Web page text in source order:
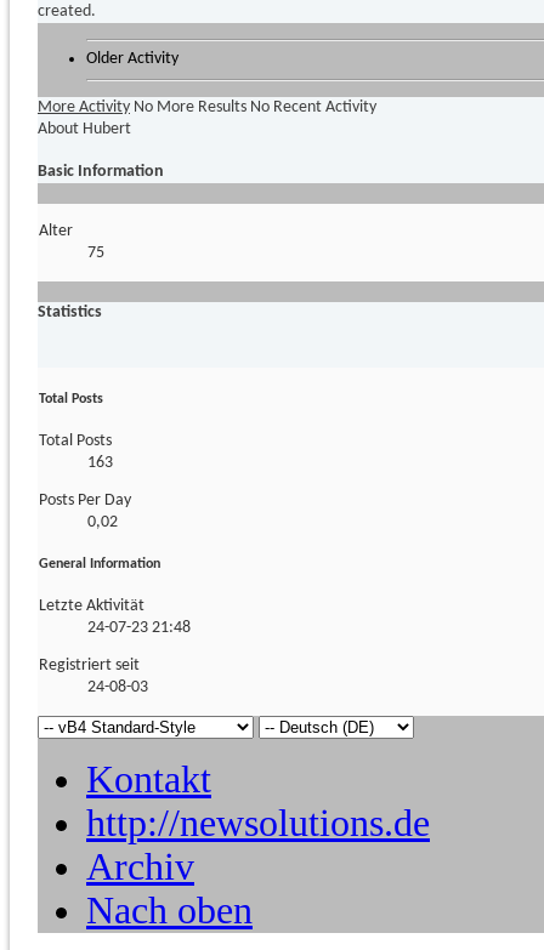
created.
Older Activity
More Activity No More Results No Recent Activity
About Hubert
Basic Information
Alter
75
Statistics
Total Posts
Total Posts
163
Posts Per Day
0,02
General Information
Letzte Aktivität
24-07-23 21:48
Registriert seit
24-08-03
Kontakt
http://newsolutions.de
Archiv
Nach oben